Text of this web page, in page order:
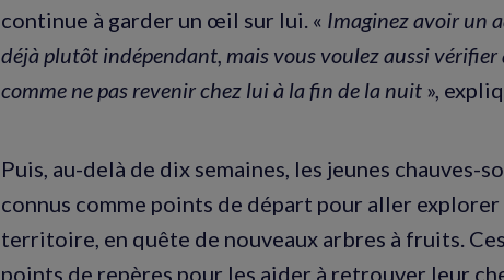
continue à garder un œil sur lui. « Imaginez avoir un
déjà plutôt indépendant, mais vous voulez aussi
comme ne pas revenir chez lui à la fin de la nuit »,
Puis, au-delà de dix semaines, les jeunes chauves-
connus comme points de départ pour aller
territoire, en quête de nouveaux arbres à fruits.
points de repères pour les aider à retrouver leur